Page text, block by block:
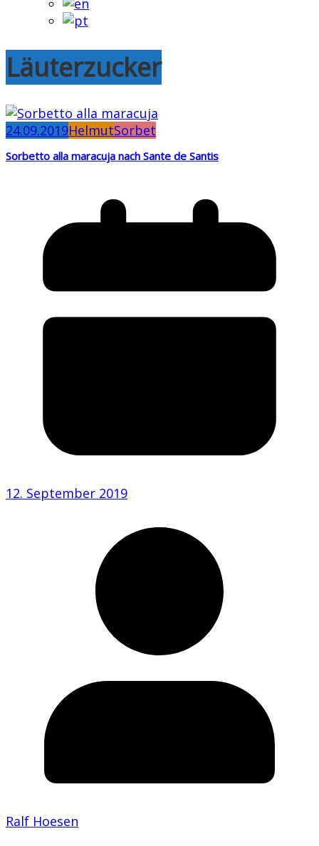
Läuterzucker
24.09.2019HelmutSorbet
Sorbetto alla maracuja nach Sante de Santis
12. September 2019
Ralf Hoesen